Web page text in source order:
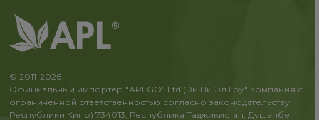
© 2011-2026
Официальный импортер "APLGO" Ltd (Эй Пи Эл Гоу" компания с
ограниченной ответственностью согласно законодательству
Республики Кипр) 734013, Республика Таджикистан, Душанбе,